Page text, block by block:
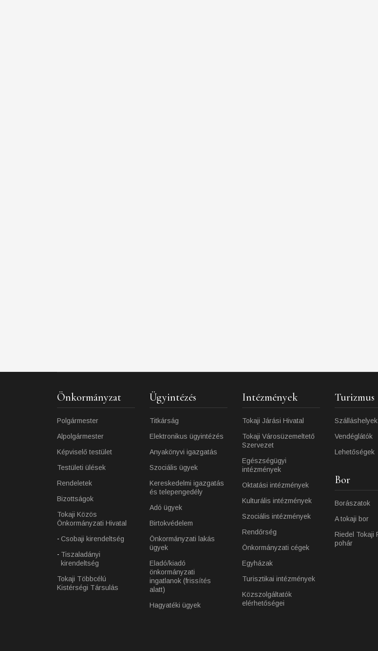
Önkormányzat
Polgármester
Alpolgármester
Képviselő testület
Testületi ülések
Rendeletek
Bizottságok
Tokaji Közös
Önkormányzati Hivatal
Csobaji kirendeltség
Tiszaladányi
kirendeltség
Tokaji Többcélú
Kistérségi Társulás
Ügyintézés
Titkárság
Elektronikus ügyintézés
Anyakönyvi igazgatás
Szociális ügyek
Kereskedelmi igazgatás
és telepengedély
Adó ügyek
Birtokvédelem
Önkormányzati lakás
ügyek
Eladó/kiadó
önkormányzati
ingatlanok (frissítés
alatt)
Hagyatéki ügyek
Intézmények
Tokaji Járási Hivatal
Tokaji Városüzemeltető
Szervezet
Egészségügyi
intézmények
Oktatási intézmények
Kulturális intézmények
Szociális intézmények
Rendőrség
Önkormányzati cégek
Egyházak
Turisztikai intézmények
Közszolgáltatók
elérhetőségei
Turizmus
Szálláshelyek
Vendéglátók
Lehetőségek
Bor
Borászatok
A tokaji bor
Riedel Tokaji
pohár